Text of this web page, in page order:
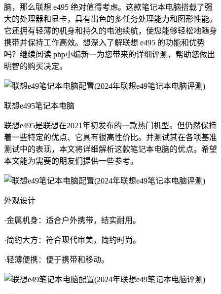
脑，那么联想 e495 绝对值得考虑。这款笔记本电脑搭载了强
大的处理器和显卡，具有出色的多任务处理能力和图形性能。
它还拥有轻薄的机身和持久的电池续航，使您能够轻松地随身
携带并保持工作高效。想深入了解联想 e495 的功能和优势
吗？继续阅读 php小编新一为您带来的详细评测，帮助您做出
明智的购买决定。
联想e495笔记本电脑
联想e495是联想在2021年初发布的一款热门机型。但仍然保持
着一些特定的优点、它具有很高性价比。并测试其在各项基准
测试中的表现，本文将详细解析这款笔记本电脑的优点。希望
本文能为需要的朋友们提供一些参考。
外观设计
·金属机身：适合户外携带，结实耐用。
·简约大方：符合现代审美，简约时尚。
·轻薄便携：便于携带和移动。